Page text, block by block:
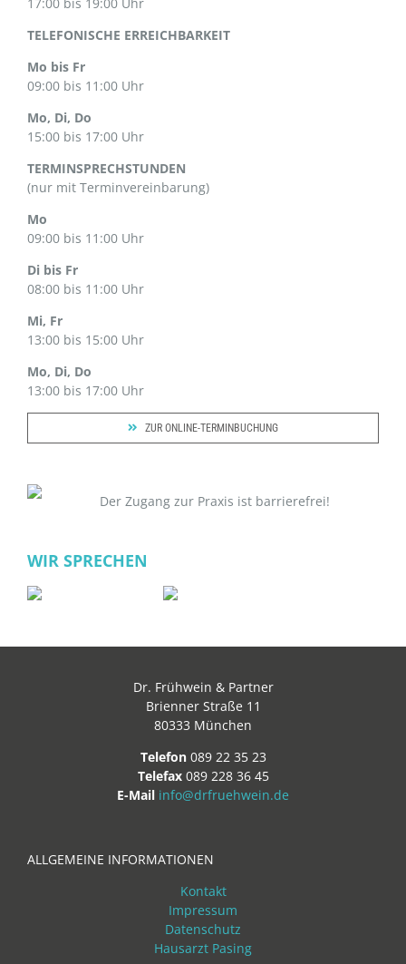
TELEFONISCHE ERREICHBARKEIT
Mo bis Fr
09:00 bis 11:00 Uhr
Mo, Di, Do
15:00 bis 17:00 Uhr
TERMINSPRECHSTUNDEN
(nur mit Terminvereinbarung)
Mo
09:00 bis 11:00 Uhr
Di bis Fr
08:00 bis 11:00 Uhr
Mi, Fr
13:00 bis 15:00 Uhr
Mo, Di, Do
13:00 bis 17:00 Uhr
ZUR ONLINE-TERMINBUCHUNG
Der Zugang zur Praxis ist barrierefrei!
WIR SPRECHEN
Dr. Frühwein & Partner
Brienner Straße 11
80333 München
Telefon089 22 35 23
Telefax089 228 36 45
E-Mail info@drfruehwein.de
ALLGEMEINE INFORMATIONEN
Kontakt
Impressum
Datenschutz
Hausarzt Pasing